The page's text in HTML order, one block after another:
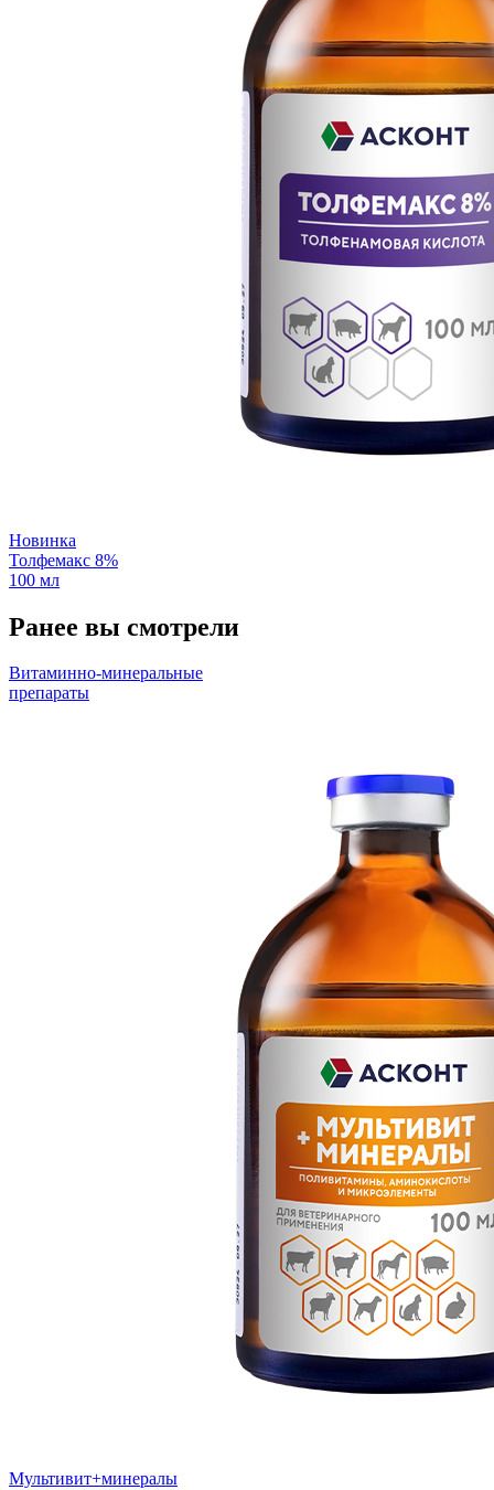
Новинка
Толфемакс 8%
100 мл
Ранее вы смотрели
Витаминно-минеральные
препараты
Мультивит+минералы